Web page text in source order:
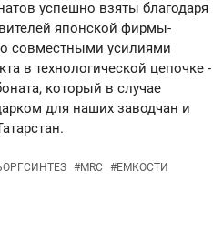
успешно взяты благодаря
японской фирмы-
совместными усилиями
в технологической цепочке -
который в случае
для наших заводчан и
#MRC #ЕМКОСТИ